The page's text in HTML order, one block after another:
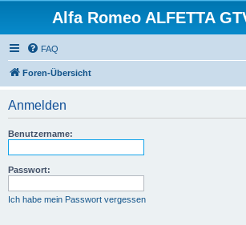
Alfa Romeo ALFETTA
FAQ
Foren-Übersicht
Anmelden
Benutzername:
Passwort:
Ich habe mein Passwort vergessen